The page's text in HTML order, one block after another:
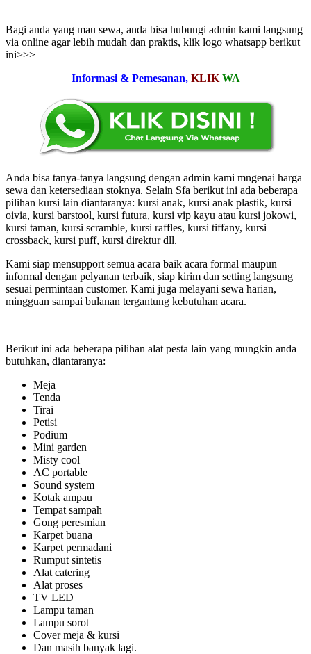
Bagi anda yang mau sewa, anda bisa hubungi admin kami langsung
via online agar lebih mudah dan praktis, klik logo whatsapp berikut
ini>>>
Informasi & Pemesanan, KLIK WA
Anda bisa tanya-tanya langsung dengan admin kami mngenai harga
sewa dan ketersediaan stoknya. Selain Sfa berikut ini ada beberapa
pilihan kursi lain diantaranya: kursi anak, kursi anak plastik, kursi
oivia, kursi barstool, kursi futura, kursi vip kayu atau kursi jokowi,
kursi taman, kursi scramble, kursi raffles, kursi tiffany, kursi
crossback, kursi puff, kursi direktur dll.
Kami siap mensupport semua acara baik acara formal maupun
informal dengan pelyanan terbaik, siap kirim dan setting langsung
sesuai permintaan customer. Kami juga melayani sewa harian,
mingguan sampai bulanan tergantung kebutuhan acara.
Berikut ini ada beberapa pilihan alat pesta lain yang mungkin anda
butuhkan, diantaranya:
Meja
Tenda
Tirai
Petisi
Podium
Mini garden
Misty cool
AC portable
Sound system
Kotak ampau
Tempat sampah
Gong peresmian
Karpet buana
Karpet permadani
Rumput sintetis
Alat catering
Alat proses
TV LED
Lampu taman
Lampu sorot
Cover meja & kursi
Dan masih banyak lagi.